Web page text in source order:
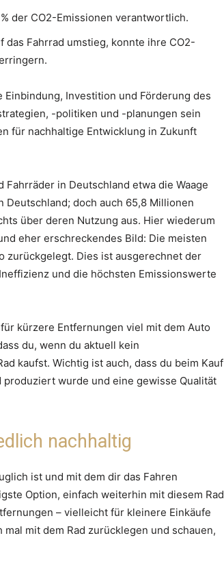
der CO2-Emissionen verantwortlich.
Fahrrad umstieg, konnte ihre CO2-
Einbindung, Investition und Förderung des
-politiken und -planungen sein
für nachhaltige Entwicklung in Zukunft
in Deutschland etwa die Waage
Deutschland; doch auch 65,8 Millionen
über deren Nutzung aus. Hier wiederum
eher erschreckendes Bild: Die meisten
zurückgelegt. Dies ist ausgerechnet der
und die höchsten Emissionswerte
kürzere Entfernungen viel mit dem Auto
du, wenn du aktuell kein
kaufst. Wichtig ist auch, dass du beim Kauf
wurde und eine gewisse Qualität
nachhaltig
ist und mit dem dir das Fahren
Option, einfach weiterhin mit diesem Rad
– vielleicht für kleinere Einkäufe
mit dem Rad zurücklegen und schauen,